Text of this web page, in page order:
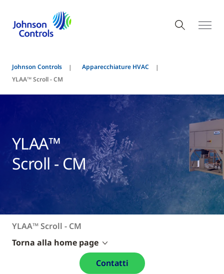
Johnson Controls
Apparecchiature HVAC
YLAA™ Scroll - CM
YLAA™
Scroll - CM
YLAA™ Scroll - CM
Torna alla home page
Contatti